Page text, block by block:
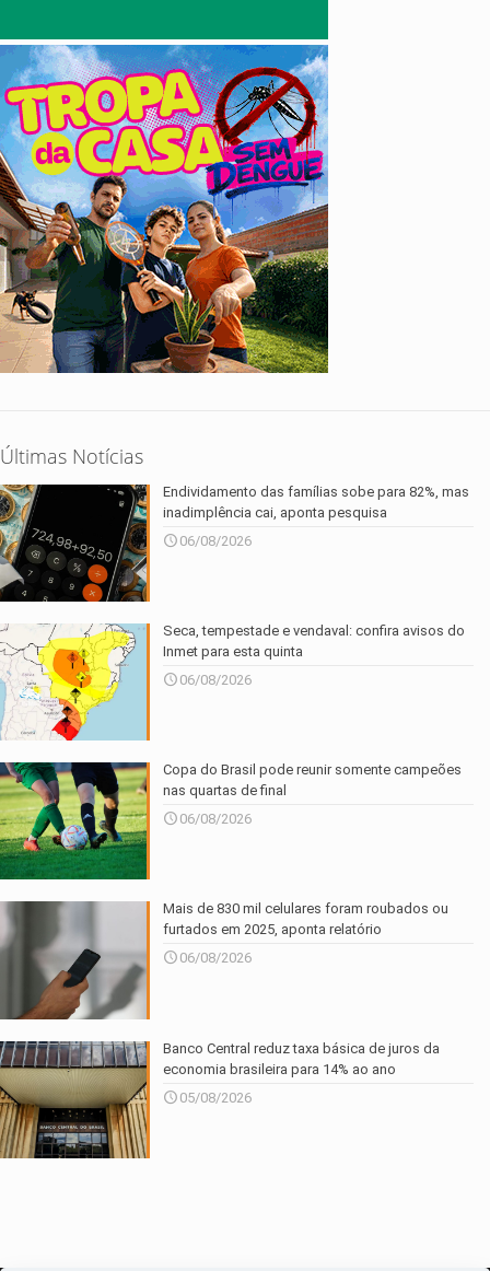
Últimas Notícias
Endividamento das famílias sobe para 82%, mas
inadimplência cai, aponta pesquisa
06/08/2026
Seca, tempestade e vendaval: confira avisos do
Inmet para esta quinta
06/08/2026
Copa do Brasil pode reunir somente campeões
nas quartas de final
06/08/2026
Mais de 830 mil celulares foram roubados ou
furtados em 2025, aponta relatório
06/08/2026
Banco Central reduz taxa básica de juros da
economia brasileira para 14% ao ano
05/08/2026